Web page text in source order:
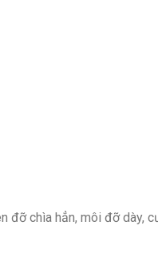
đỡ chìa hẳn, môi đỡ dày,